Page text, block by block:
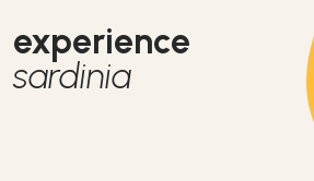
experience
sardinia